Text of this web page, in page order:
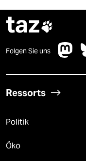
taz
Folgen Sie uns
Ressorts
Politik
Öko